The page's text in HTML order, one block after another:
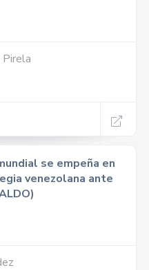
se empeña en
venezolana ante